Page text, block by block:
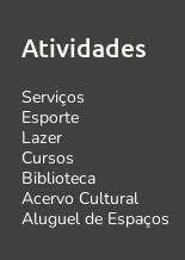
Atividades
Serviços
Esporte
Lazer
Cursos
Biblioteca
Acervo Cultural
Aluguel de Espaços